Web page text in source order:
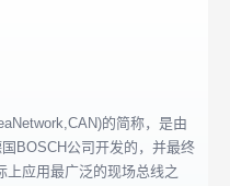
的简称，是由
BOSCH公司开发的，并最终
上应用最广泛的现场总线之